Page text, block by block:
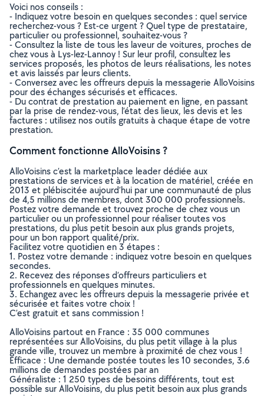
Voici nos conseils :
- Indiquez votre besoin en quelques secondes : quel service
recherchez-vous ? Est-ce urgent ? Quel type de prestataire,
particulier ou professionnel, souhaitez-vous ?
- Consultez la liste de tous les laveur de voitures, proches de
chez vous à Lys-lez-Lannoy ! Sur leur profil, consultez les
services proposés, les photos de leurs réalisations, les notes
et avis laissés par leurs clients.
- Conversez avec les offreurs depuis la messagerie AlloVoisins
pour des échanges sécurisés et efficaces.
- Du contrat de prestation au paiement en ligne, en passant
par la prise de rendez-vous, l’état des lieux, les devis et les
factures : utilisez nos outils gratuits à chaque étape de votre
prestation.
Comment fonctionne AlloVoisins ?
AlloVoisins c’est la marketplace leader dédiée aux
prestations de services et à la location de matériel, créée en
2013 et plébiscitée aujourd’hui par une communauté de plus
de 4,5 millions de membres, dont 300 000 professionnels.
Postez votre demande et trouvez proche de chez vous un
particulier ou un professionnel pour réaliser toutes vos
prestations, du plus petit besoin aux plus grands projets,
pour un bon rapport qualité/prix.
Facilitez votre quotidien en 3 étapes :
1. Postez votre demande : indiquez votre besoin en quelques
secondes.
2. Recevez des réponses d’offreurs particuliers et
professionnels en quelques minutes.
3. Echangez avec les offreurs depuis la messagerie privée et
sécurisée et faites votre choix !
C’est gratuit et sans commission !
AlloVoisins partout en France : 35 000 communes
représentées sur AlloVoisins, du plus petit village à la plus
grande ville, trouvez un membre à proximité de chez vous !
Efficace : Une demande postée toutes les 10 secondes, 3.6
millions de demandes postées par an
Généraliste : 1 250 types de besoins différents, tout est
possible sur AlloVoisins, du plus petit besoin aux plus grands